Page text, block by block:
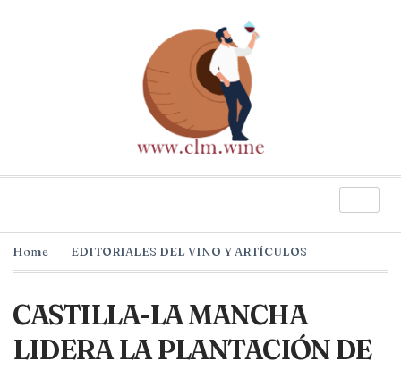
Home EDITORIALES DEL VINO Y ARTÍCULOS
CASTILLA-LA MANCHA
LIDERA LA PLANTACIÓN DE